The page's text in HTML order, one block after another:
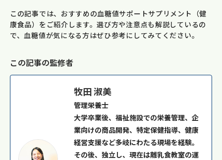
この記事では、おすすめの血糖値サポートサプリメント（健
康食品）をご紹介します。選び方や注意点も解説しているの
で、血糖値が気になる方はぜひ参考にしてみてください。
この記事の監修者
牧田 淑美
管理栄養士
大学卒業後、福祉施設での栄養管理、企
業向けの商品開発、特定保健指導、健康
経営支援など多岐にわたる現場を経験。
その後、独立し、現在は離乳食教室の運